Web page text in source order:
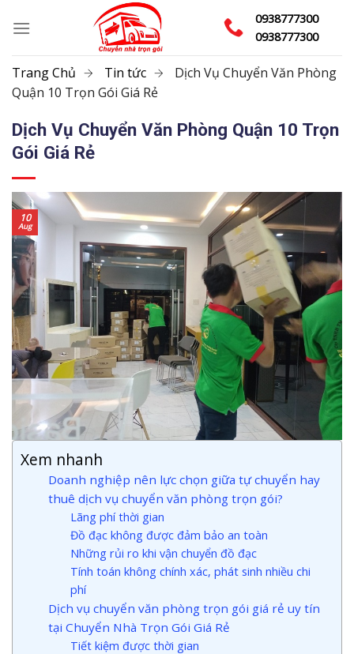
0938777300
0938777300
Trang Chủ Tin tức
Dịch Vụ Chuyển Văn Phòng
Quận 10 Trọn Gói Giá Rẻ
Dịch Vụ Chuyển Văn Phòng Quận 10 Trọn
Gói Giá Rẻ
10
Aug
Xem nhanh
Doanh nghiệp nên lực chọn giữa tự chuyển hay
thuê dịch vụ chuyển văn phòng trọn gói?
Lãng phí thời gian
Đồ đạc không được đảm bảo an toàn
Những rủi ro khi vận chuyển đồ đạc
Tính toán không chính xác, phát sinh nhiều chi
phí
Dịch vụ chuyển văn phòng trọn gói giá rẻ uy tín
tại Chuyển Nhà Trọn Gói Giá Rẻ
Tiết kiệm được thời gian